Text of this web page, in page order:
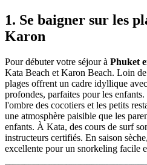
1. Se baigner sur les
Karon
Pour débuter votre séjour à Phuket
Kata Beach et Karon Beach. Loin
plages offrent un cadre idyllique
profondes, parfaites pour les
l'ombre des cocotiers et les petits
une atmosphère paisible que les
enfants. À Kata, des cours de surf
instructeurs certifiés. En saison
excellente pour un snorkeling facile